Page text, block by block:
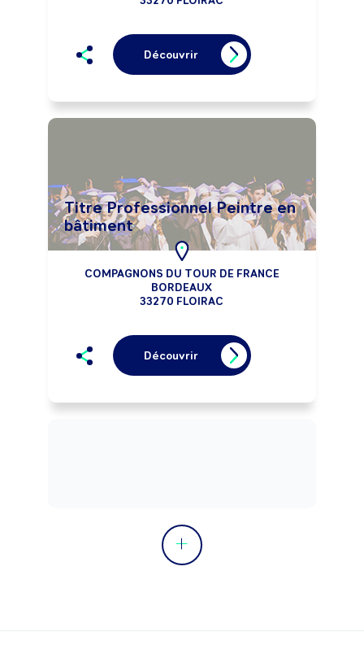
Découvrir
Titre Professionnel Peintre en
bâtiment
COMPAGNONS DU TOUR DE FRANCE
BORDEAUX
33270 FLOIRAC
Découvrir